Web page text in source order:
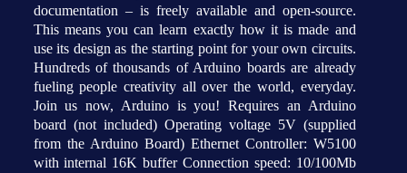
documentation – is freely available and open-source.
This means you can learn exactly how it is made and
use its design as the starting point for your own circuits.
Hundreds of thousands of Arduino boards are already
fueling people creativity all over the world, everyday.
Join us now, Arduino is you! Requires an Arduino
board (not included) Operating voltage 5V (supplied
from the Arduino Board) Ethernet Controller: W5100
with internal 16K buffer Connection speed: 10/100Mb